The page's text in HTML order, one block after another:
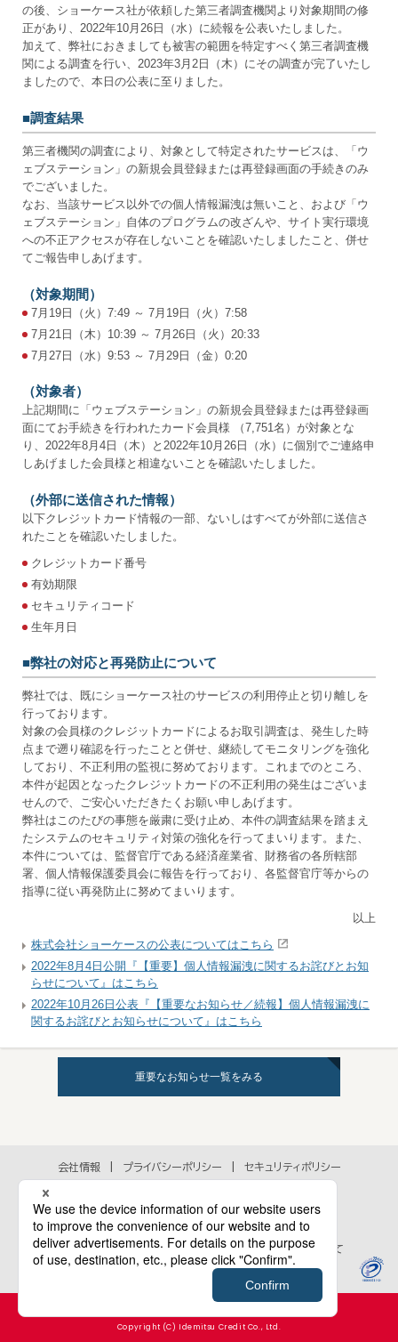
の後、ショーケース社が依頼した第三者調査機関より対象期間の修
正があり、2022年10月26日（水）に続報を公表いたしました。
加えて、弊社におきましても被害の範囲を特定すべく第三者調査機
関による調査を行い、2023年3月2日（木）にその調査が完了いたし
ましたので、本日の公表に至りました。
■調査結果
第三者機関の調査により、対象として特定されたサービスは、「ウ
ェブステーション」の新規会員登録または再登録画面の手続きのみ
でございました。
なお、当該サービス以外での個人情報漏洩は無いこと、および「ウ
ェブステーション」自体のプログラムの改ざんや、サイト実行環境
への不正アクセスが存在しないことを確認いたしましたこと、併せ
てご報告申しあげます。
（対象期間）
7月19日（火）7:49 ～ 7月19日（火）7:58
7月21日（木）10:39 ～ 7月26日（火）20:33
7月27日（水）9:53 ～ 7月29日（金）0:20
（対象者）
上記期間に「ウェブステーション」の新規会員登録または再登録画
面にてお手続きを行われたカード会員様 （7,751名）が対象とな
り、2022年8月4日（木）と2022年10月26日（水）に個別でご連絡申
しあげました会員様 と相違ないことを確認いたしました。
（外部に送信された情報）
以下クレジットカード情報の一部、ないしはすべてが外部に送信さ
れたことを確認いたしました。
クレジットカード番号
有効期限
セキュリティコード
生年月日
■弊社の対応と再発防止について
弊社では、既にショーケース社のサービスの利用停止と切り離しを
行っております。
対象の会員様のクレジットカードによるお取引調査は、発生した時
点まで遡り確認を行ったことと併せ、継続してモニタリングを強化
しており、不正利用の監視に努めております。これまでのところ、
本件が起因となったクレジットカードの不正利用の発生はございま
せんので、ご安心いただきたくお願い申しあげます。
弊社はこのたびの事態を厳粛に受け止め、本件の調査結果を踏まえ
たシステムのセキュリティ対策の強化を行ってまいります。また、
本件については、監督官庁である経済産業省、財務省の各所轄部
署、個人情報保護委員会に報告を行っており、各監督官庁等からの
指導に従い再発防止に努めてまいります。
以上
株式会社ショーケースの公表についてはこちら
2022年8月4日公開『【重要】個人情報漏洩に関するお詫びとお知
らせについて』はこちら
2022年10月26日公表『【重要なお知らせ／続報】個人情報漏洩に
関するお詫びとお知らせについて』はこちら
重要なお知らせ一覧をみる
会社情報 プライバシーポリシー
セキュリティポリシー
個人情報の取扱いに関するお問い合わせ
当ウェブサイトのご利用にあたって
Cookie等のウェブサイト行動履歴情報の取扱いについて
Copyright (C) Idemitsu Credit Co., Ltd.